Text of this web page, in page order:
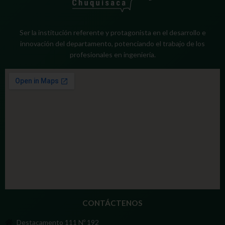
Ser la institución referente y protagonista en el desarrollo e
innovación del departamento, potenciando el trabajo de los
profesionales en ingeniería.
CONTÁCTENOS
Destacamento 111 Nº 192